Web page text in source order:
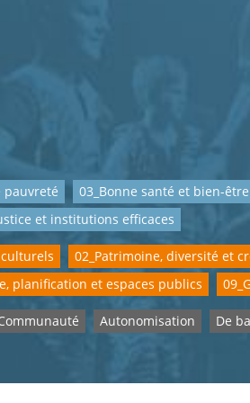
pauvreté 03_Bonne santé et bien-être
et institutions efficaces
02_Patrimoine, diversité et
planification et espaces publics
Autonomisation De